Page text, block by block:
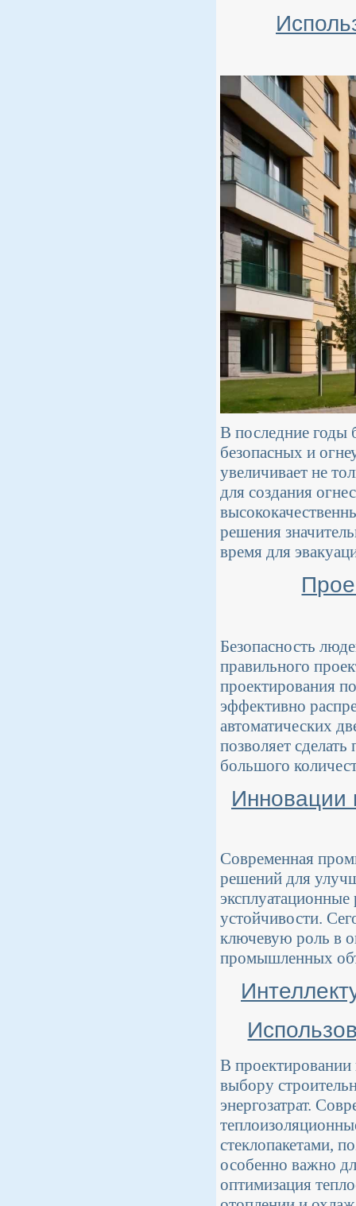
В последние годы
безопасных и
увеличивает не
для создания
решения
время для
Безопасность
правильного
проектирования
эффективно
автоматических
позволяет
большого
Инновации
Современная
решений для
устойчивости.
ключевую роль в
промышленных
В
выбору
энергозатрат.
стеклопакетами,
особенно важно
оптимизация